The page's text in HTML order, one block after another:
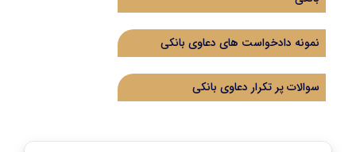
نمونه دادخواست های دعاوی بانکی
سوالات پر تکرار دعاوی بانکی